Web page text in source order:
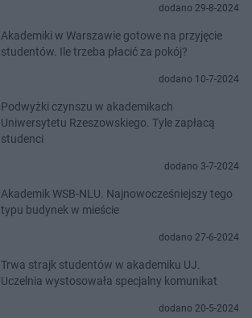
dodano 29-8-2024
Akademiki w Warszawie gotowe na przyjęcie
studentów. Ile trzeba płacić za pokój?
dodano 10-7-2024
Podwyżki czynszu w akademikach
Uniwersytetu Rzeszowskiego. Tyle zapłacą
studenci
dodano 3-7-2024
Akademik WSB-NLU. Najnowocześniejszy tego
typu budynek w mieście
dodano 27-6-2024
Trwa strajk studentów w akademiku UJ.
Uczelnia wystosowała specjalny komunikat
dodano 20-5-2024